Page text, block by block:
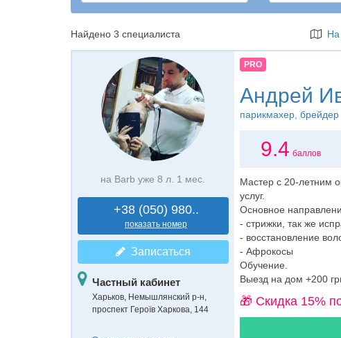
Найдено 3 специалиста На
на Barb уже 8 л. 1 мес.
+38 (050) 980..
показать номер
Записаться
Частный кабинет
Харьков, Немышлянский р-н,
проспект Героїв Харкова, 144
PRO
Андрей
парикмахер, брейдер
9.4 баллов
Мастер с 20-летним
услуг.
Основное
- стрижки, так же
- восстановление
- Афрокосы
Обучение.
Выезд на дом +200
🎁 Cкидка 15%